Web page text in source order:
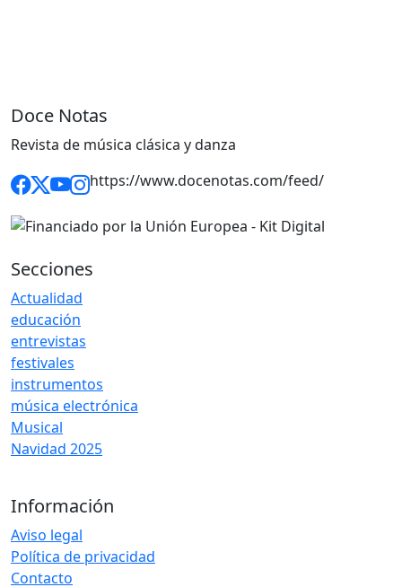
Doce Notas
Revista de música clásica y danza
https://www.docenotas.com/feed/
Secciones
Actualidad
educación
entrevistas
festivales
instrumentos
música electrónica
Musical
Navidad 2025
Información
Aviso legal
Política de privacidad
Contacto